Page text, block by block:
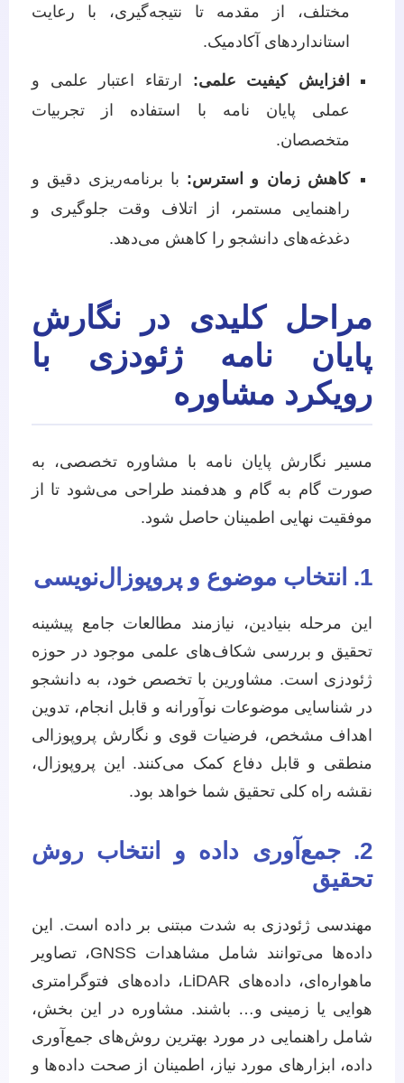
مختلف، از مقدمه تا نتیجه‌گیری، با رعایت
استانداردهای آکادمیک.
افزایش کیفیت علمی: ارتقاء اعتبار علمی و
عملی پایان نامه با استفاده از تجربیات
متخصصان.
کاهش زمان و استرس: با برنامه‌ریزی دقیق و
راهنمایی مستمر، از اتلاف وقت جلوگیری و
دغدغه‌های دانشجو را کاهش می‌دهد.
مراحل کلیدی در نگارش
پایان نامه ژئودزی با
رویکرد مشاوره
مسیر نگارش پایان نامه با مشاوره تخصصی، به
صورت گام به گام و هدفمند طراحی می‌شود تا از
موفقیت نهایی اطمینان حاصل شود.
1. انتخاب موضوع و پروپوزال‌نویسی
این مرحله بنیادین، نیازمند مطالعات جامع پیشینه
تحقیق و بررسی شکاف‌های علمی موجود در حوزه
ژئودزی است. مشاورین با تخصص خود، به دانشجو
در شناسایی موضوعات نوآورانه و قابل انجام، تدوین
اهداف مشخص، فرضیات قوی و نگارش پروپوزالی
منطقی و قابل دفاع کمک می‌کنند. این پروپوزال،
نقشه راه کلی تحقیق شما خواهد بود.
2. جمع‌آوری داده و انتخاب روش
تحقیق
مهندسی ژئودزی به شدت مبتنی بر داده است. این
داده‌ها می‌توانند شامل مشاهدات GNSS، تصاویر
ماهواره‌ای، داده‌های LiDAR، داده‌های فتوگرامتری
هوایی یا زمینی و… باشند. مشاوره در این بخش،
شامل راهنمایی در مورد بهترین روش‌های جمع‌آوری
داده، ابزارهای مورد نیاز، اطمینان از صحت داده‌ها و